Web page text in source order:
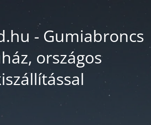
- Gumiabroncs
országos